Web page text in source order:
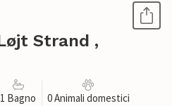
Strand ,
1 Bagno 0 Animali domestici